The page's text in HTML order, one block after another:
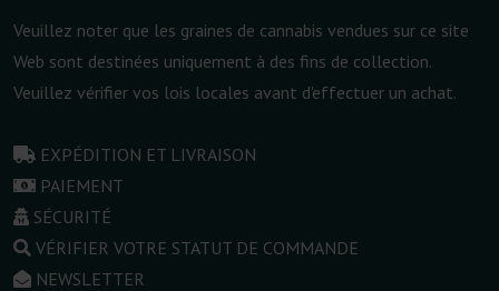
Veuillez noter que les graines de cannabis vendues sur ce site
Web sont destinées uniquement à des fins de collection.
Veuillez vérifier vos lois locales avant d'effectuer un achat.
EXPÉDITION ET LIVRAISON
PAIEMENT
SÉCURITÉ
VÉRIFIER VOTRE STATUT DE COMMANDE
NEWSLETTER